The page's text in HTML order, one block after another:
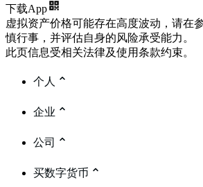
下载App
虚拟资产价格可能存在高度波动，请在
慎行事，并评估自身的风险承受能力。
此页信息受相关法律及使用条款约束。
个人
企业
公司
买数字货币